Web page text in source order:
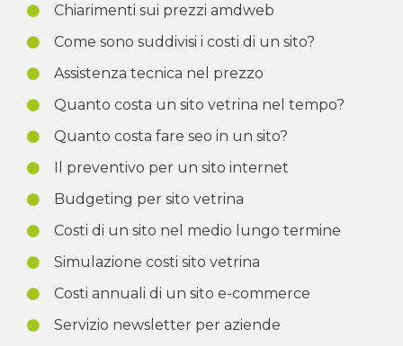
Chiarimenti sui prezzi amdweb
Come sono suddivisi i costi di un sito?
Assistenza tecnica nel prezzo
Quanto costa un sito vetrina nel tempo?
Quanto costa fare seo in un sito?
Il preventivo per un sito internet
Budgeting per sito vetrina
Costi di un sito nel medio lungo termine
Simulazione costi sito vetrina
Costi annuali di un sito e-commerce
Servizio newsletter per aziende